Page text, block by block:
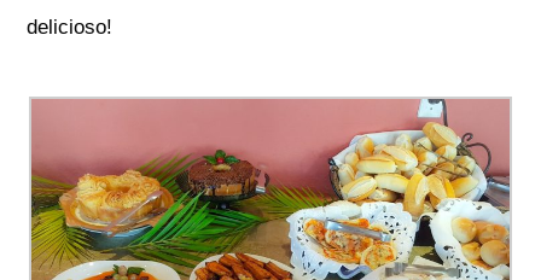
delicioso!